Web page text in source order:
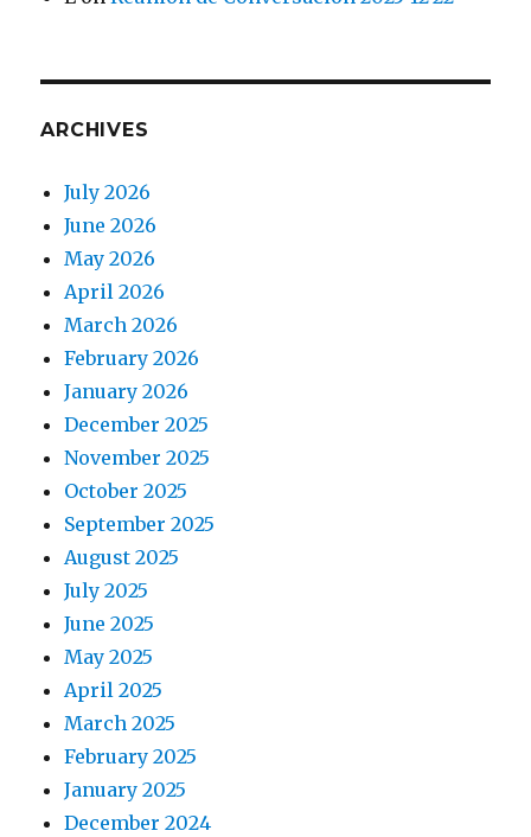
ARCHIVES
July 2026
June 2026
May 2026
April 2026
March 2026
February 2026
January 2026
December 2025
November 2025
October 2025
September 2025
August 2025
July 2025
June 2025
May 2025
April 2025
March 2025
February 2025
January 2025
December 2024